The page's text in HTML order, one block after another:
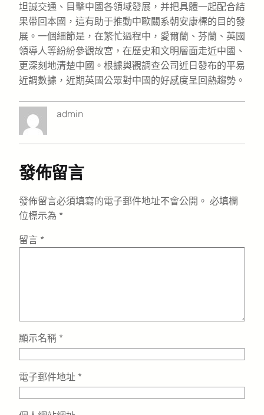
坦誠交通、目擊中國各領域發展，并把具體一起配合結
果帶回本國，這有助于推動中歐關系朝安康標的目的發
展。一個細節是，在繁忙過程中，愛爾蘭、芬蘭、英國
領導人等紛紛參觀故宮，在歷史和文明層面走近中國、
更深刻地清楚中國。根據輿觀調查公司近日發布的平易
近調數據，近期英國公眾對中國的好感度呈回熱趨勢。
admin
發佈留言
發佈留言必須填寫的電子郵件地址不會公開。 必填欄
位標示為 *
留言 *
顯示名稱 *
電子郵件地址 *